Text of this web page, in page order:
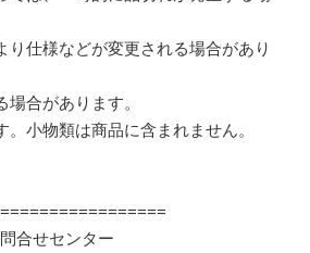
り仕様などが変更される場合があり
合があります。
小物類は商品に含まれません。
合せセンター